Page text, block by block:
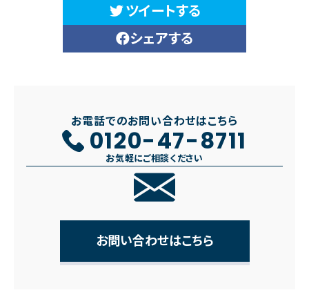
ツイートする
シェアする
お電話でのお問い合わせはこちら
0120-47-8711
お気軽にご相談ください
お問い合わせはこちら